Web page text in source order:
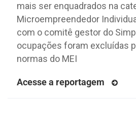
mais ser enquadrados na
Microempreendedor
com o comitê gestor do
ocupações foram excluídas
normas do MEI
Acesse a reportagem